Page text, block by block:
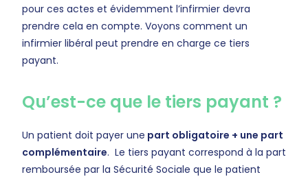
pour ces actes et évidemment l’infirmier devra
prendre cela en compte. Voyons comment un
infirmier libéral peut prendre en charge ce tiers
payant.
Qu’est-ce que le tiers payant ?
Un patient doit payer une part obligatoire + une part
complémentaire. Le tiers payant correspond à la part
remboursée par la Sécurité Sociale que le patient